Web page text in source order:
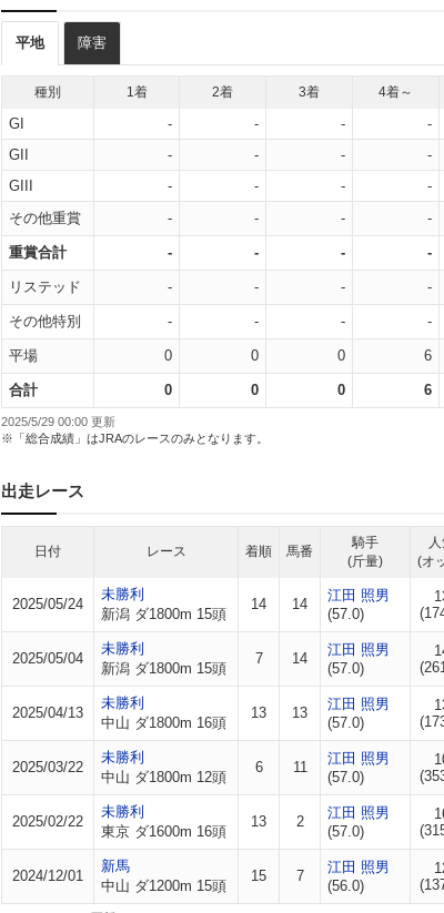
平地 障害
種別 1着 2着 3着 4着～
GI - - - -
GII
- - - -
GIII
- - - -
その他重賞
- - - -
重賞合計 - - - -
リステッド - - - -
その他特別 - - - -
平場 0 0 0 6
合計 0 0 0 6
2025/5/29 00:00 更新
※「総合成績」はJRAのレースのみとなります。
出走レース
日付 レース 着順 馬番
騎手
(斤量)
(オ
2025/05/24
未勝利
新潟 ダ1800m 15頭
14 14
江田 照男
(57.0)
2025/05/04
未勝利
新潟 ダ1800m 15頭
7 14
江田 照男
(57.0)
2025/04/13
未勝利
中山 ダ1800m 16頭
13 13
江田 照男
(57.0)
2025/03/22
未勝利
中山 ダ1800m 12頭
6 11
江田 照男
(57.0)
2025/02/22
未勝利
東京 ダ1600m 16頭
13 2
江田 照男
(57.0)
2024/12/01
新馬
中山 ダ1200m 15頭
15 7
江田 照男
(56.0)